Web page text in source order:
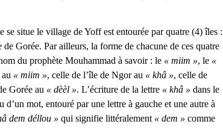
situe le village de Yoff est entourée par quatre (4) îles :
Gorée. Par ailleurs, la forme de chacune de ces quatre
du prophète Mouhammad à savoir : le « miim », le «
« miim », celle de l’île de Ngor au « khâ », celle de
Gorée au « dèèl ». L’écriture de la lettre « khâ » dans le
mot, entouré par une lettre à gauche et une autre à
dem déllou » qui signifie littéralement « dem » comme